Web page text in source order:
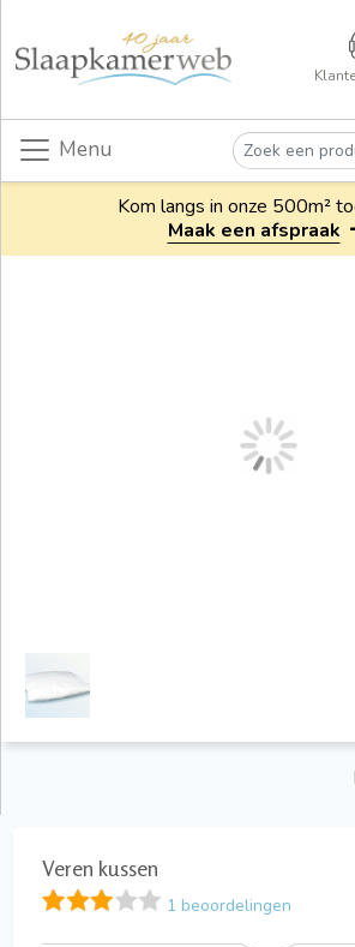
Menu
Kom langs in onze 500m²
Maak een afspraak
Veren kussen
1 beoordelingen